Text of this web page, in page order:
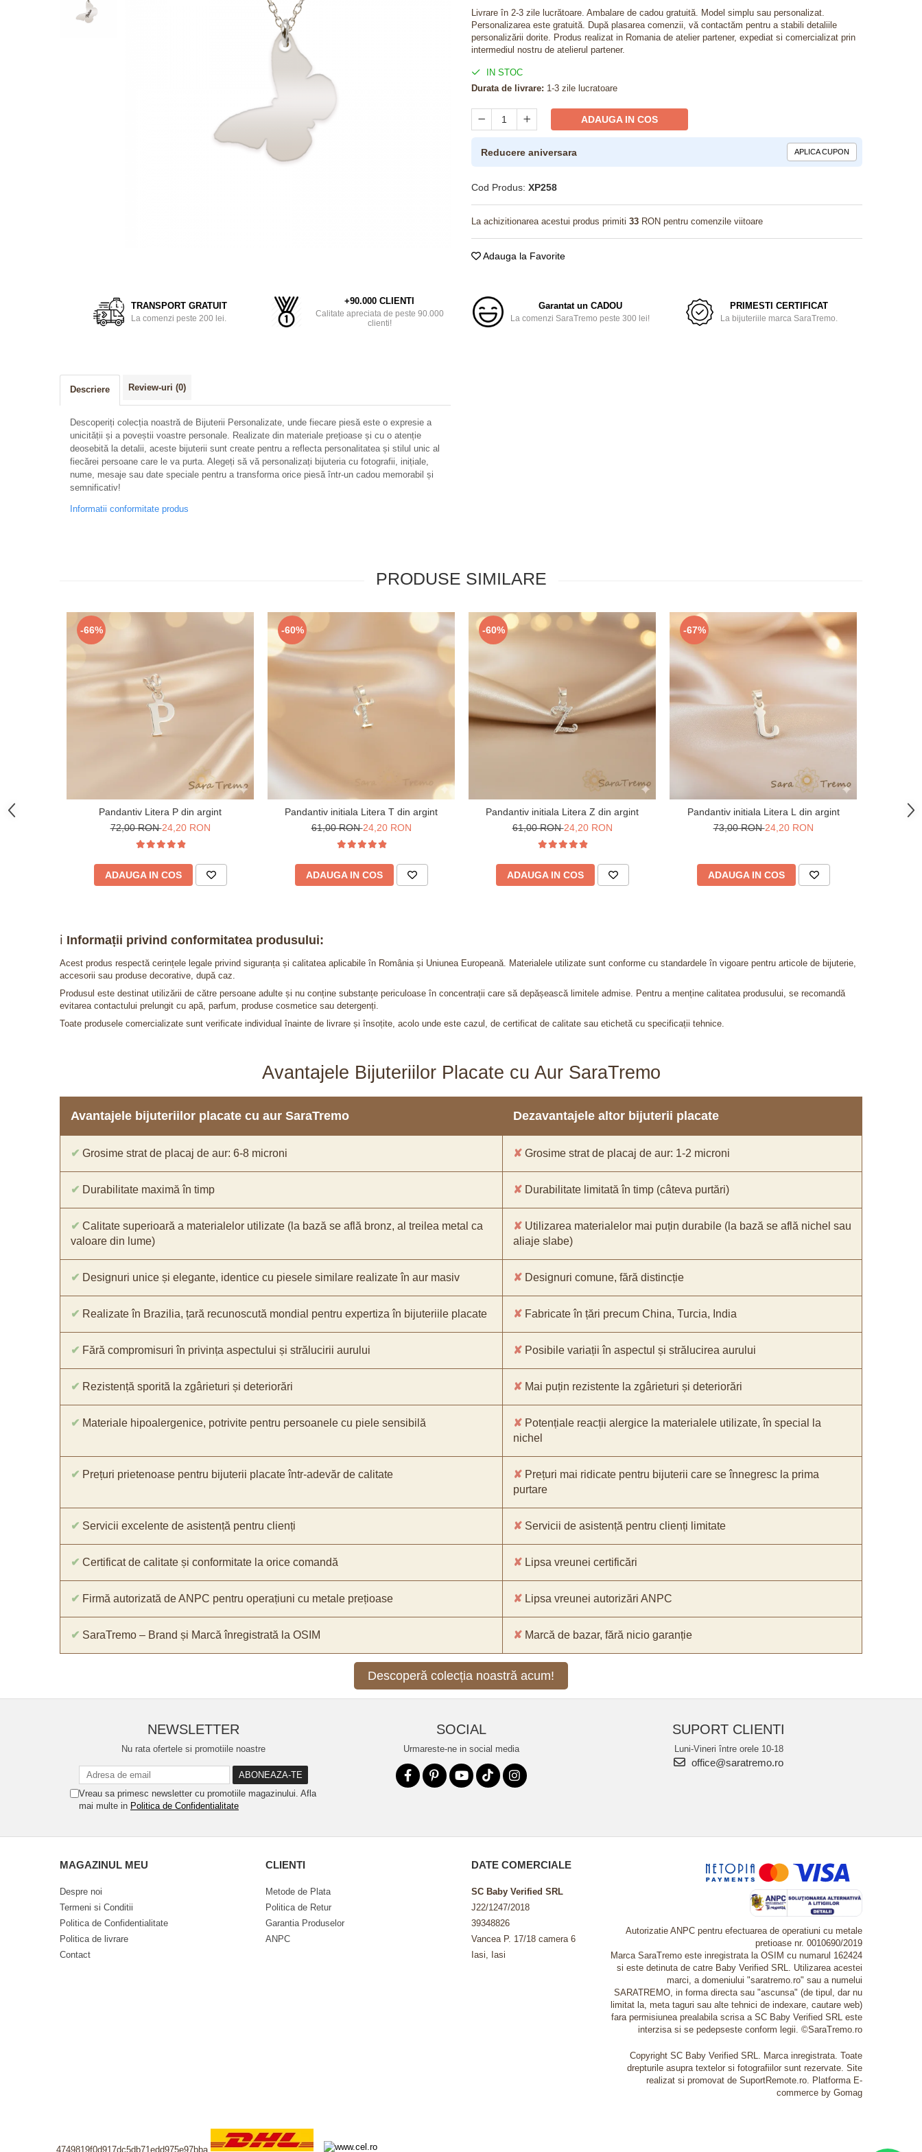
Bijuterii pentru barbati
Livrare în 2-3 zile lucrătoare. Ambalare de cadou gratuită. Model simplu sau personalizat.
Personalizarea este gratuită. După plasarea comenzii, vă contactăm pentru a stabili detaliile
personalizării dorite. Produs realizat in Romania de atelier partener, expediat si comercializat prin
intermediul nostru de atelierul partener.
IN STOC
Durata de livrare: 1-3 zile lucratoare
ADAUGA IN COS
Reducere aniversara APLICA CUPON
Cod Produs: XP258
La achizitionarea acestui produs primiti 33 RON pentru comenzile viitoare
Adauga la Favorite
TRANSPORT GRATUIT
La comenzi peste 200 lei.
+90.000 CLIENTI
Calitate apreciata de peste 90.000
clienti!
Garantat un CADOU
La comenzi SaraTremo peste 300 lei!
PRIMESTI CERTIFICAT
La bijuteriile marca SaraTremo.
Descriere Review-uri (0)
Descoperiți colecția noastră de Bijuterii Personalizate, unde fiecare piesă este o expresie a
unicității și a poveștii voastre personale. Realizate din materiale prețioase și cu o atenție
deosebită la detalii, aceste bijuterii sunt create pentru a reflecta personalitatea și stilul unic al
fiecărei persoane care le va purta. Alegeți să vă personalizați bijuteria cu fotografii, inițiale,
nume, mesaje sau date speciale pentru a transforma orice piesă într-un cadou memorabil și
semnificativ!
Informatii conformitate produs
PRODUSE SIMILARE
-66%
Pandantiv Litera P din argint
72,00 RON24,20 RON
ADAUGA IN COS
-60%
Pandantiv initiala Litera T din argint
61,00 RON24,20 RON
ADAUGA IN COS
-60%
Pandantiv initiala Litera Z din argint
61,00 RON24,20 RON
ADAUGA IN COS
-67%
Pandantiv initiala Litera L din argint
73,00 RON24,20 RON
ADAUGA IN COS
Lantisor
ℹ️ Informații privind conformitatea produsului:
Acest produs respectă cerințele legale privind siguranța și calitatea aplicabile în România și Uniunea Europeană. Materialele utilizate sunt conforme cu standardele în vigoare pentru articole de bijuterie,
accesorii sau produse decorative, după caz.
Produsul este destinat utilizării de către persoane adulte și nu conține substanțe periculoase în concentrații care să depășească limitele admise. Pentru a menține calitatea produsului, se recomandă
evitarea contactului prelungit cu apă, parfum, produse cosmetice sau detergenți.
Toate produsele comercializate sunt verificate individual înainte de livrare și însoțite, acolo unde este cazul, de certificat de calitate sau etichetă cu specificații tehnice.
Avantajele Bijuteriilor Placate cu Aur SaraTremo
Avantajele bijuteriilor placate cu aur SaraTremo Dezavantajele altor bijuterii placate
✔ Grosime strat de placaj de aur: 6-8 microni ✘ Grosime strat de placaj de aur: 1-2 microni
✔ Durabilitate maximă în timp ✘ Durabilitate limitată în timp (câteva purtări)
✔ Calitate superioară a materialelor utilizate (la bază se află bronz, al treilea metal ca
valoare din lume)
✘ Utilizarea materialelor mai puțin durabile (la bază se află nichel sau
aliaje slabe)
✔ Designuri unice și elegante, identice cu piesele similare realizate în aur masiv ✘ Designuri comune, fără distincție
✔ Realizate în Brazilia, țară recunoscută mondial pentru expertiza în bijuteriile placate ✘ Fabricate în țări precum China, Turcia, India
✔ Fără compromisuri în privința aspectului și strălucirii aurului ✘ Posibile variații în aspectul și strălucirea aurului
✔ Rezistență sporită la zgârieturi și deteriorări ✘ Mai puțin rezistente la zgârieturi și deteriorări
✔ Materiale hipoalergenice, potrivite pentru persoanele cu piele sensibilă ✘ Potențiale reacții alergice la materialele utilizate, în special la
nichel
✔ Prețuri prietenoase pentru bijuterii placate într-adevăr de calitate ✘ Prețuri mai ridicate pentru bijuterii care se înnegresc la prima
purtare
✔ Servicii excelente de asistență pentru clienți ✘ Servicii de asistență pentru clienți limitate
✔ Certificat de calitate și conformitate la orice comandă ✘ Lipsa vreunei certificări
✔ Firmă autorizată de ANPC pentru operațiuni cu metale prețioase ✘ Lipsa vreunei autorizări ANPC
✔ SaraTremo – Brand și Marcă înregistrată la OSIM ✘ Marcă de bazar, fără nicio garanție
Descoperă colecția noastră acum!
NEWSLETTER
Nu rata ofertele si promotiile noastre
Vreau sa primesc newsletter cu promotiile magazinului. Afla
mai multe in Politica de Confidentialitate
SOCIAL
Urmareste-ne in social media
SUPORT CLIENTI
Luni-Vineri între orele 10-18
office@saratremo.ro
MAGAZINUL MEU
Despre noi
Termeni si Conditii
Politica de Confidentialitate
Politica de livrare
Contact
CLIENTI
Metode de Plata
Politica de Retur
Garantia Produselor
ANPC
DATE COMERCIALE
SC Baby Verified SRL
J22/1247/2018
39348826
Vancea P. 17/18 camera 6
Iasi, Iasi
Autorizatie ANPC pentru efectuarea de operatiuni cu metale
pretioase nr. 0010690/2019
Marca SaraTremo este inregistrata la OSIM cu numarul 162424
si este detinuta de catre Baby Verified SRL. Utilizarea acestei
marci, a domeniului "saratremo.ro" sau a numelui
SARATREMO, in forma directa sau "ascunsa" (de tipul, dar nu
limitat la, meta taguri sau alte tehnici de indexare, cautare web)
fara permisiunea prealabila scrisa a SC Baby Verified SRL este
interzisa si se pedepseste conform legii. ©SaraTremo.ro
Copyright SC Baby Verified SRL. Marca inregistrata. Toate
drepturile asupra textelor si fotografiilor sunt rezervate. Site
realizat si promovat de SuportRemote.ro. Platforma E-
commerce by Gomag
4749819f0d917dc5db71edd975e97bba